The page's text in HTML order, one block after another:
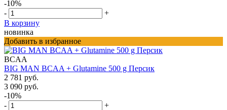
-10%
-
+
В корзину
новинка
Добавить в избранное
BCAA
BIG MAN BCAA + Glutamine 500 g Персик
2 781 руб.
3 090 руб.
-10%
-
+